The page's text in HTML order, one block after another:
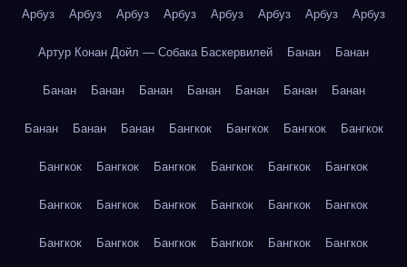
Арбуз Арбуз Арбуз Арбуз Арбуз Арбуз Арбуз Арбуз
Артур Конан Дойл — Собака Баскервилей Банан Банан
Банан Банан Банан Банан Банан Банан Банан
Банан Банан Банан Бангкок Бангкок Бангкок Бангкок
Бангкок Бангкок Бангкок Бангкок Бангкок Бангкок
Бангкок Бангкок Бангкок Бангкок Бангкок Бангкок
Бангкок Бангкок Бангкок Бангкок Бангкок Бангкок